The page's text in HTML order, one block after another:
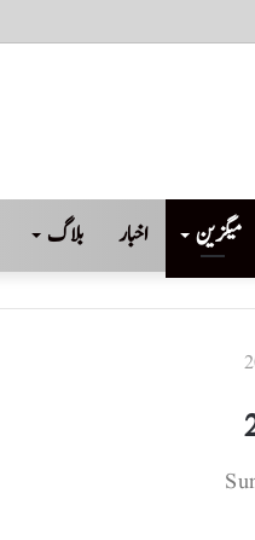
میگزین اخبار بلاگ